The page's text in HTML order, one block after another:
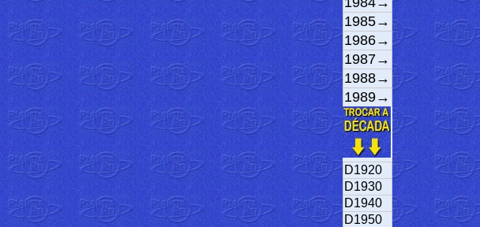
1985→
1986→
1987→
1988→
1989→
D1920
D1930
D1940
D1950